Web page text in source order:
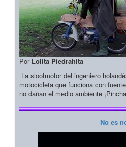
Por Lolita Piedrahita
La slootmotor del ingeniero
motocicleta que funciona con
no dañan el medio ambiente
No es